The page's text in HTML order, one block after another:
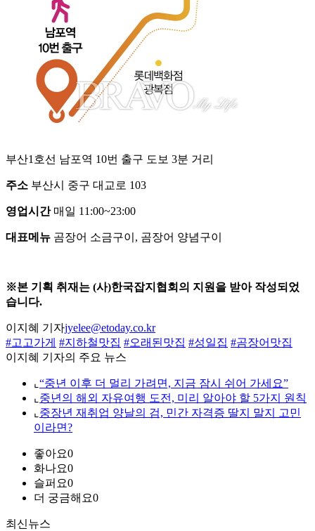
부산1호선 남포역 10번 출구 도보 3분 거리
주소 부산시 중구 대교로 103
영업시간매일 11:00~23:00
대표메뉴 곰장어 소금구이, 곰장어 양념구이
※본 기획 취재는 (사)한국잡지협회의 지원을 받아 작성되었
습니다.
이지혜 기자jyelee@etoday.co.kr
#고고가게 #지하철맛집 #오래된맛집 #성일집 #곰장어맛집
이지혜 기자의 주요 뉴스
⌞ “중년 이후 더 멀리 가려면, 지금 잠시 쉬어 가세요”
⌞ 중년의 해외 자유여행 도전, 미리 알아야 할 5가지 원칙
⌞ 중장년 재취업 양날의 검, 민간 자격증 딸지 말지 고민
이라면?
좋아요0
화나요0
슬퍼요0
더 궁금해요0
최신뉴스